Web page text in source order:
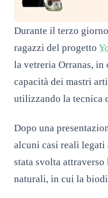
Durante il terzo
ragazzi del progetto
la vetreria Orranas, in
capacità dei mastri
utilizzando la tecnica
Dopo una
alcuni casi reali
stata svolta
naturali, in cui la